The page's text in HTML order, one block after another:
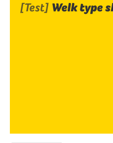
[Test] Welk type